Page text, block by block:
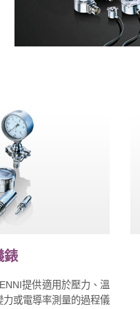
錶
提供適用於壓力、溫
或電導率測量的過程儀